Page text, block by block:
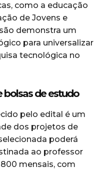
como a educação
de Jovens e
demonstra um
para universalizar
tecnológica no
bolsas de estudo
pelo edital é um
dos projetos de
poderá
ao professor
mensais, com